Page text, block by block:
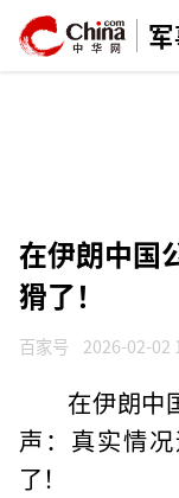
在伊朗中国
猾了！
百家号 2026-02-02
在伊朗中
声：真实情
了！